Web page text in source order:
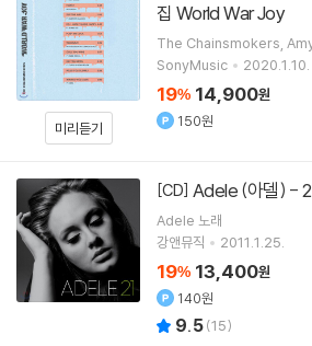
미리듣기
집 World War Joy
The Chainsmokers
Lennon Stella 노래 외 5명
SonyMusic 2020.1.10.
19% 14,900원
150원
[CD] Adele (아델) -
Adele 노래
강앤뮤직
2011.1.25.
19% 13,400원
140원
9.5(15)